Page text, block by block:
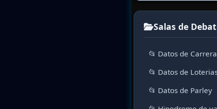
Salas de
📂 Datos de
📂 Datos de
📂 Datos de Parley